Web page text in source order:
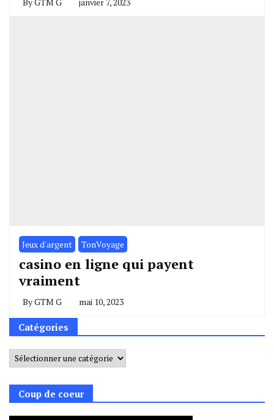
Jeux d'argent TonVoyage
casino en ligne qui payent
vraiment
ByGTM G mai 10, 2023
Catégories
Catégories
Coup de coeur